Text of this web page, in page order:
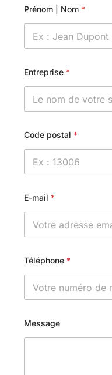
Prénom | Nom *
Entreprise *
Code postal *
E-mail *
Téléphone *
Message